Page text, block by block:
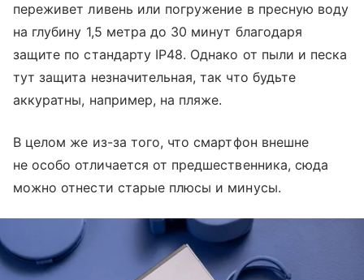
переживет ливень или погружение в пресную воду
на глубину 1,5 метра до 30 минут благодаря
защите по стандарту IP48. Однако от пыли и песка
тут защита незначительная, так что будьте
аккуратны, например, на пляже.
В целом же из-за того, что смартфон внешне
не особо отличается от предшественника, сюда
можно отнести старые плюсы и минусы.